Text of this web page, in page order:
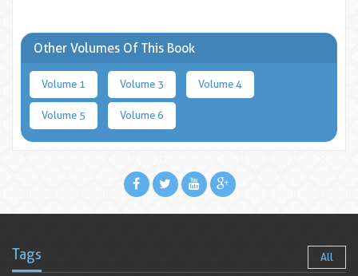
Other Volumes Of This Book
Volume 1 Volume 3 Volume 4
Volume 5 Volume 6
Tags All